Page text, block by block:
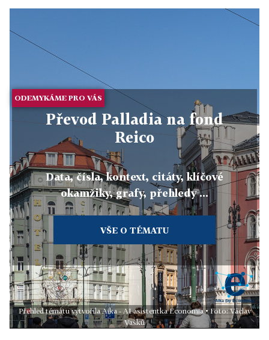
ODEMYKÁME PRO VÁS
Převod Palladia na fond
Reico
Data, čísla, kontext, citáty, klíčové
okamžiky, grafy, přehledy ...
VŠE O TÉMATU
Přehled tématu vytvořila Aika - AI asistentka Economia • Foto: Václav
Vašků